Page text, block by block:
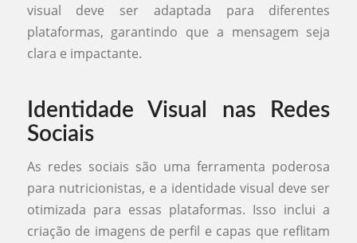
visual deve ser adaptada para diferentes
plataformas, garantindo que a mensagem seja
clara e impactante.
Identidade Visual nas Redes
Sociais
As redes sociais são uma ferramenta poderosa
para nutricionistas, e a identidade visual deve ser
otimizada para essas plataformas. Isso inclui a
criação de imagens de perfil e capas que reflitam